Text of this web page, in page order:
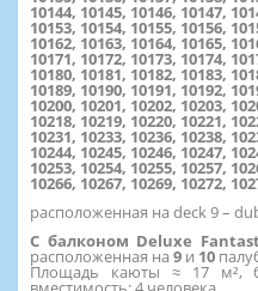
10144, 10145, 10146, 10147,
10153, 10154, 10155, 10156,
10162, 10163, 10164, 10165,
10171, 10172, 10173, 10174,
10180, 10181, 10182, 10183,
10189, 10190, 10191, 10192,
10200, 10201, 10202, 10203,
10218, 10219, 10220, 10221,
10231, 10233, 10236, 10238,
10244, 10245, 10246, 10247,
10253, 10254, 10255, 10257,
10266, 10267, 10269, 10272,
расположенная на deck 9 –
С балконом Deluxe
расположенная на 9 и 10
Площадь каюты ≈ 17 м²,